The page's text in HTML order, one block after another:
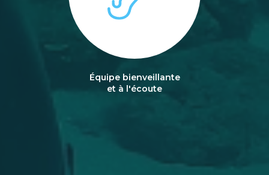
Équipe bienveillante
et à l'écoute